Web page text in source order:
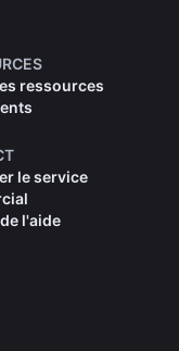
ressources
le service
l'aide